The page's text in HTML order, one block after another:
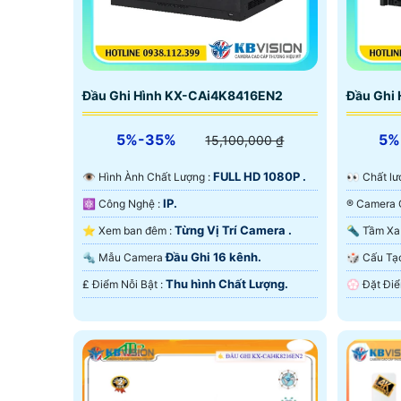
Đầu Ghi Hình KX-CAi4K8416EN2
5%-35% 15,100,000 ₫
👁 Hình Ành Chất Lượng : FULL HD 1080P .
⚛️ Công Nghệ : IP.
⭐ Xem ban đêm : Từng Vị Trí Camera .
🔩 Mẫu CameraĐầu Ghi 16 kênh.
️₤ Điểm Nỗi Bật : Thu hình Chất Lượng.
Đầu Ghi
️👀 Chất
🎲 Cấu